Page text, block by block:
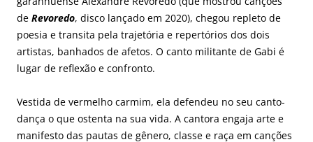
de Revoredo, disco lançado em 2020), chegou repleto de
poesia e transita pela trajetória e repertórios dos dois
artistas, banhados de afetos. O canto militante de Gabi é
lugar de reflexão e confronto.
Vestida de vermelho carmim, ela defendeu no seu canto-
dança o que ostenta na sua vida. A cantora engaja arte e
manifesto das pautas de gênero, classe e raça em canções